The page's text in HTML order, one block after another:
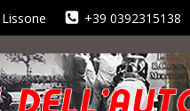
+39 0392315138